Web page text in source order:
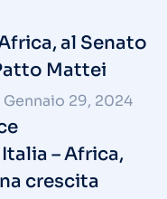
al Senato
Mattei
Gennaio 29, 2024
– Africa,
crescita